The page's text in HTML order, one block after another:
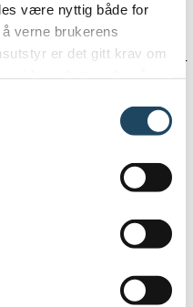
være nyttig både for
verne brukerens
er det gitt krav om
bruk av
på
kompetanse,
tett. Samtidig sørger
løsningene og
kvalitet innen
i fokus, har vi høy
for å unngå
du alltid bli møtt med